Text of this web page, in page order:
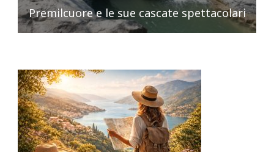
Premilcuore e le sue cascate spettacolari